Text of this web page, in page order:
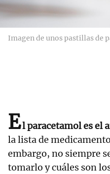
Imagen de unos pastillas de
El paracetamol es el
la lista de
embargo, no siempre
tomarlo y cuáles son